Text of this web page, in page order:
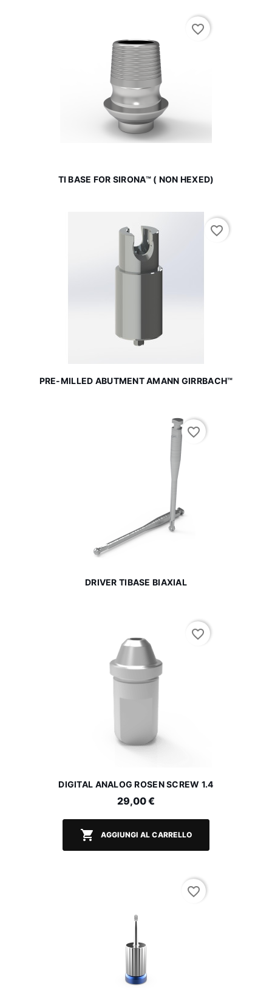
TI BASE FOR SIRONA™ ( NON HEXED)
favorite_border
PRE-MILLED ABUTMENT AMANN GIRRBACH™
favorite_border
DRIVER TIBASE BIAXIAL
favorite_border
DIGITAL ANALOG ROSEN SCREW 1.4
29,00 €
 AGGIUNGI AL CARRELLO
favorite_border
favorite_border